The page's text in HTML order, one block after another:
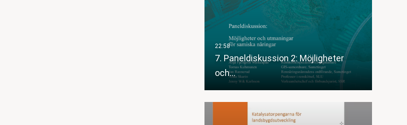
7. Paneldiskussion 2: Möjligheter
och…